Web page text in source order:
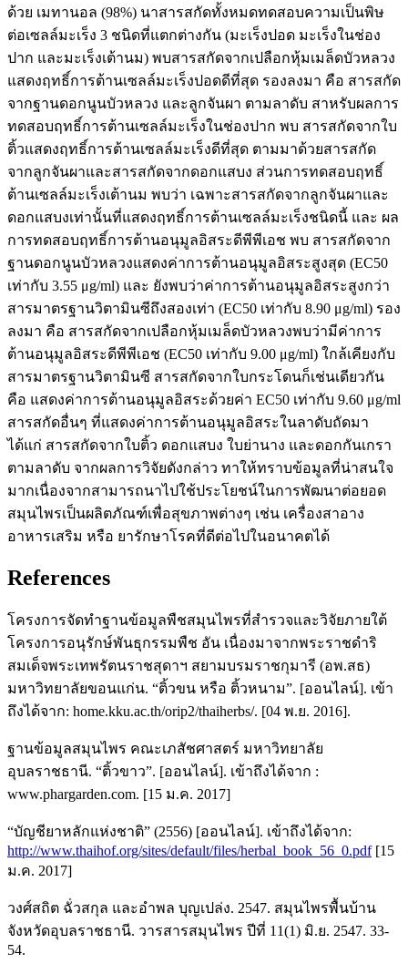
ด้วย เมทานอล (98%) นาสารสกัดทั้งหมดทดสอบความเป็นพิษ
ต่อเซลล์มะเร็ง 3 ชนิดที่แตกต่างกัน (มะเร็งปอด มะเร็งในช่อง
ปาก และมะเร็งเต้านม) พบสารสกัดจากเปลือกหุ้มเมล็ดบัวหลวง
แสดงฤทธิ์การต้านเซลล์มะเร็งปอดดีที่สุด รองลงมา คือ สารสกัด
จากฐานดอกนูนบัวหลวง และลูกจันผา ตามลาดับ สาหรับผลการ
ทดสอบฤทธิ์การต้านเซลล์มะเร็งในช่องปาก พบ สารสกัดจากใบ
ติ้วแสดงฤทธิ์การต้านเซลล์มะเร็งดีที่สุด ตามมาด้วยสารสกัด
จากลูกจันผาและสารสกัดจากดอกแสบง ส่วนการทดสอบฤทธิ์
ต้านเซลล์มะเร็งเต้านม พบว่า เฉพาะสารสกัดจากลูกจันผาและ
ดอกแสบงเท่านั้นที่แสดงฤทธิ์การต้านเซลล์มะเร็งชนิดนี้ และ ผล
การทดสอบฤทธิ์การต้านอนุมูลอิสระดีพีพีเอช พบ สารสกัดจาก
ฐานดอกนูนบัวหลวงแสดงค่าการต้านอนุมูลอิสระสูงสุด (EC50
เท่ากับ 3.55 μg/ml) และ ยังพบว่าค่าการต้านอนุมูลอิสระสูงกว่า
สารมาตรฐานวิตามินซีถึงสองเท่า (EC50 เท่ากับ 8.90 μg/ml) รอง
ลงมา คือ สารสกัดจากเปลือกหุ้มเมล็ดบัวหลวงพบว่ามีค่าการ
ต้านอนุมูลอิสระดีพีพีเอช (EC50 เท่ากับ 9.00 μg/ml) ใกล้เคียงกับ
สารมาตรฐานวิตามินซี สารสกัดจากใบกระโดนก็เช่นเดียวกัน
คือ แสดงค่าการต้านอนุมูลอิสระด้วยค่า EC50 เท่ากับ 9.60 μg/ml
สารสกัดอื่นๆ ที่แสดงค่าการต้านอนุมูลอิสระในลาดับถัดมา
ได้แก่ สารสกัดจากใบติ้ว ดอกแสบง ใบย่านาง และดอกกันเกรา
ตามลาดับ จากผลการวิจัยดังกล่าว ทาให้ทราบข้อมูลที่น่าสนใจ
มากเนื่องจากสามารถนาไปใช้ประโยชน์ในการพัฒนาต่อยอด
สมุนไพรเป็นผลิตภัณฑ์เพื่อสุขภาพต่างๆ เช่น เครื่องสาอาง
อาหารเสริม หรือ ยารักษาโรคที่ดีต่อไปในอนาคตได้
References
โครงการจัดทำฐานข้อมูลพืชสมุนไพรที่สำรวจและวิจัยภายใต้
โครงการอนุรักษ์พันธุกรรมพืช อัน เนื่องมาจากพระราชดำริ
สมเด็จพระเทพรัตนราชสุดาฯ สยามบรมราชกุมารี (อพ.สธ)
มหาวิทยาลัยขอนแก่น. “ติ้วขน หรือ ติ้วหนาม”. [ออนไลน์]. เข้า
ถึงได้จาก: home.kku.ac.th/orip2/thaiherbs/. [04 พ.ย. 2016].
ฐานข้อมูลสมุนไพร คณะเภสัชศาสตร์ มหาวิทยาลัย
อุบลราชธานี. “ติ้วขาว”. [ออนไลน์]. เข้าถึงได้จาก :
www.phargarden.com. [15 ม.ค. 2017]
“บัญชียาหลักแห่งชาติ” (2556) [ออนไลน์]. เข้าถึงได้จาก:
http://www.thaihof.org/sites/default/files/herbal_book_56_0.pdf[15
ม.ค. 2017]
วงศ์สถิต ฉั่วสกุล และอำพล บุญเปล่ง. 2547. สมุนไพรพื้นบ้าน
จังหวัดอุบลราชธานี. วารสารสมุนไพร ปีที่ 11(1) มิ.ย. 2547. 33-
54.